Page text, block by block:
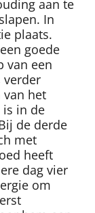
aan te
In
plaats.
goede
van een
van het
in de
de derde
met
heeft
dag vier
om